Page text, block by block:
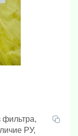
фильтра,
РУ,